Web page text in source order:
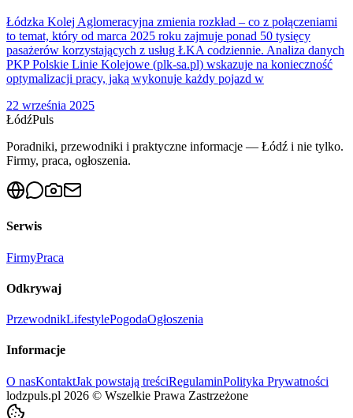
Łódzka Kolej Aglomeracyjna zmienia rozkład – co z połączeniami
to temat, który od marca 2025 roku zajmuje ponad 50 tysięcy
pasażerów korzystających z usług ŁKA codziennie. Analiza danych
PKP Polskie Linie Kolejowe (plk-sa.pl) wskazuje na konieczność
optymalizacji pracy, jaką wykonuje każdy pojazd w
22 września 2025
ŁódźPuls
Poradniki, przewodniki i praktyczne informacje — Łódź i nie tylko.
Firmy, praca, ogłoszenia.
Serwis
FirmyPraca
Odkrywaj
PrzewodnikLifestylePogodaOgłoszenia
Informacje
O nasKontaktJak powstają treściRegulaminPolityka Prywatności
lodzpuls.pl 2026 © Wszelkie Prawa Zastrzeżone